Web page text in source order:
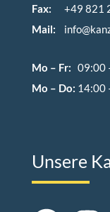
Fax: +49 821
Mail:
Mo – Fr: 09:00
Mo – Do: 14:00
Unsere